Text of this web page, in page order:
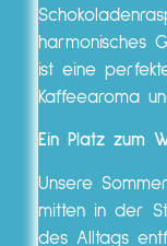
harmonisches
ist eine
Kaffeearoma
Ein Platz zum
Unsere
mitten in der
des Alltags